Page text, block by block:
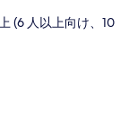
(6 人以上向け、10